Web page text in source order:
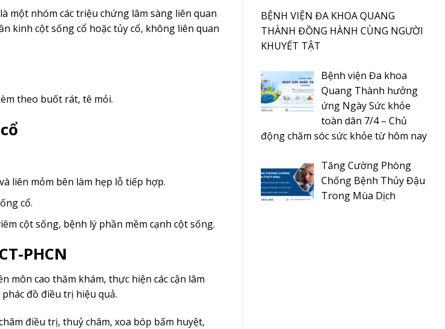
một nhóm các triệu chứng lâm sàng liên quan
kinh cột sống cổ hoặc tủy cổ, không liên quan
theo buốt rát, tê mỏi.
liên mỏm bên làm hẹp lỗ tiếp hợp.
cổ.
cột sống, bệnh lý phần mềm cạnh cột sống.
PHCN
môn cao thăm khám, thực hiện các cận lâm
đồ điều trị hiệu quả.
điều trị, thuỷ châm, xoa bóp bấm huyệt,
BỆNH VIỆN ĐA KHOA QUANG
THÀNH ĐỒNG HÀNH CÙNG NGƯỜI
KHUYẾT TẬT
Bệnh viện Đa khoa
Quang Thành hưởng
ứng Ngày Sức khỏe
toàn dân 7/4 – Chủ
động chăm sóc sức khỏe từ hôm nay
Tăng Cường Phòng
Chống Bệnh Thủy Đậu
Trong Mùa Dịch